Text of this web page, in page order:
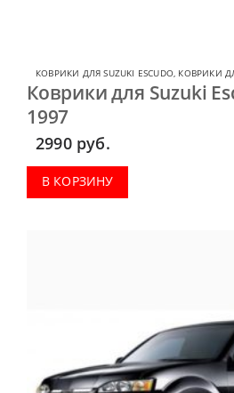
КОВРИКИ ДЛЯ SUZUKI ESCUDO, КОВРИКИ
Коврики для Suzuki
1997
2990 руб.
В КОРЗИНУ